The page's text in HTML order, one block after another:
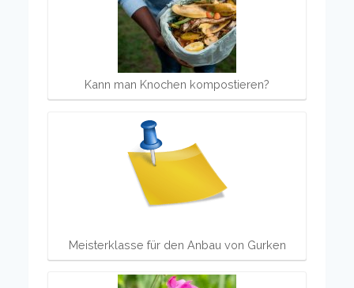
Kann man Knochen kompostieren?
Meisterklasse für den Anbau von Gurken